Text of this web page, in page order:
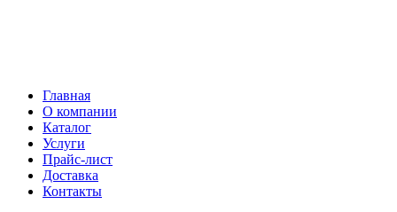
Главная
О компании
Каталог
Услуги
Прайс-лист
Доставка
Контакты